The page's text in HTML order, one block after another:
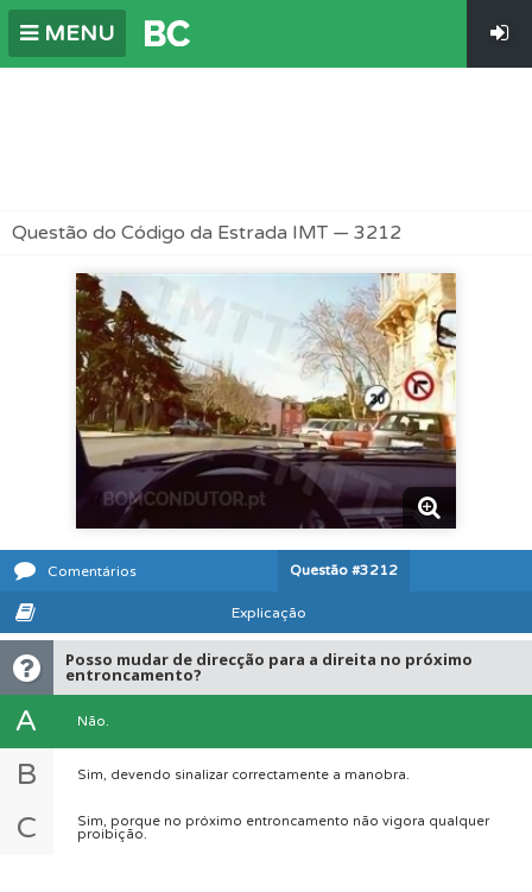
MENU
Questão do Código da Estrada IMT — 3212
Comentários Questão #3212
Explicação
Posso mudar de direcção para a direita no próximo
entroncamento?
A Não.
B Sim, devendo sinalizar correctamente a manobra.
C
Sim, porque no próximo entroncamento não vigora qualquer
proibição.